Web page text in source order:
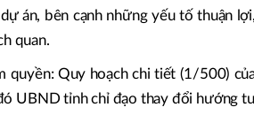
án, bên cạnh những yếu tố thuận
quan.
quyền: Quy hoạch chi tiết (1/500)
UBND tỉnh chỉ đạo thay đổi hướng